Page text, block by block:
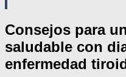
Consejos para
saludable con
enfermedad